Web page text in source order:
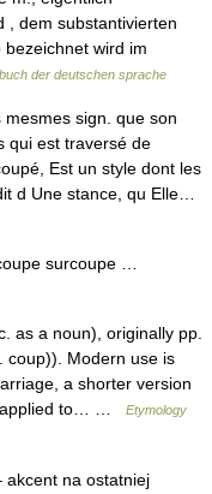
, dem substantivierten
wird im
der deutschen sprache
sign. que son
qui est traversé de
Est un style dont les
d Une stance, qu Elle…
surcoupe …
as a noun), originally pp.
coup)). Modern use is
a shorter version
applied to… …
Etymology
na ostatniej